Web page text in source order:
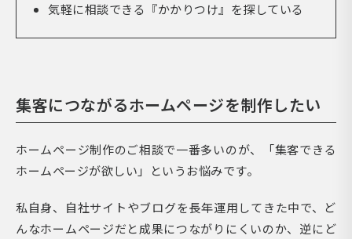
気軽に相談できる『かかりつけ』を探している
集客につながるホームページを制作したい
ホームページ制作のご相談で一番多いのが、「集客できる
ホームページが欲しい」というお悩みです。
私自身、自社サイトやブログを長年運用してきた中で、ど
んなホームページだと成果につながりにくいのか、逆にど